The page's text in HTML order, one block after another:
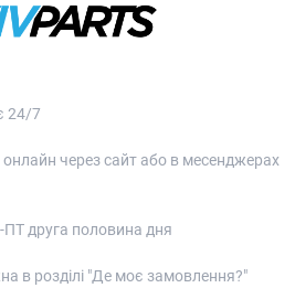
24/7
через сайт або в месенджерах
друга половина дня
в розділі "Де моє замовлення?"